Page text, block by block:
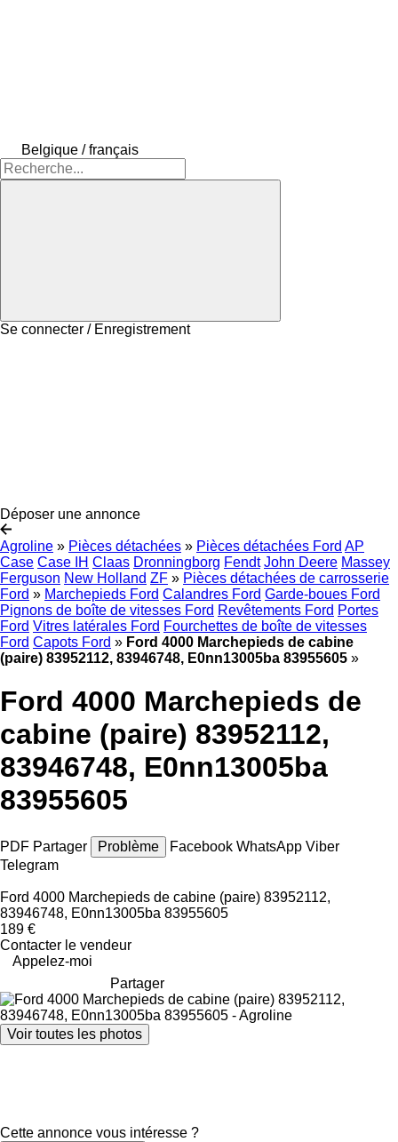
Belgique / français
Se connecter / Enregistrement
Déposer une annonce
Agroline » Pièces détachées » Pièces détachées Ford AP
Case Case IH Claas Dronningborg Fendt John Deere Massey
Ferguson New Holland ZF » Pièces détachées de carrosserie
Ford » Marchepieds Ford Calandres Ford Garde-boues Ford
Pignons de boîte de vitesses Ford Revêtements Ford Portes
Ford Vitres latérales Ford Fourchettes de boîte de vitesses
Ford Capots Ford » Ford 4000 Marchepieds de cabine
(paire) 83952112, 83946748, E0nn13005ba 83955605 »
Ford 4000 Marchepieds de
cabine (paire) 83952112,
83946748, E0nn13005ba
83955605
PDF Partager Problème Facebook WhatsApp Viber
Telegram
Ford 4000 Marchepieds de cabine (paire) 83952112,
83946748, E0nn13005ba 83955605
189 €
Contacter le vendeur
Appelez-moi
Partager
Voir toutes les photos
Cette annonce vous intéresse ?